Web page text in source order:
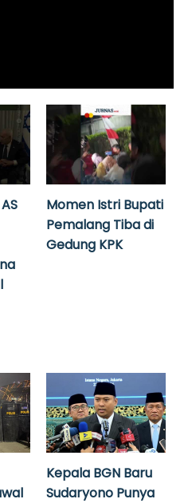
Momen Istri Bupati
Pemalang Tiba di
Gedung KPK
Kepala BGN Baru
Sudaryono Punya